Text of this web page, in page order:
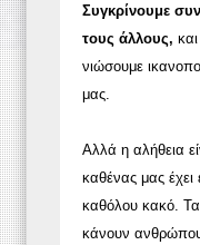
Συγκρίνουμε
τους άλλους,
νιώσουμε
μας.
Αλλά η αλήθεια
καθένας μας έχει
καθόλου κακό.
κάνουν